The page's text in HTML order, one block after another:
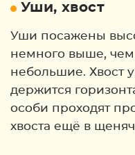
Уши, хвост
Уши посажены
немного выше, чем
небольшие. Хвост
держится
особи проходят
хвоста ещё в